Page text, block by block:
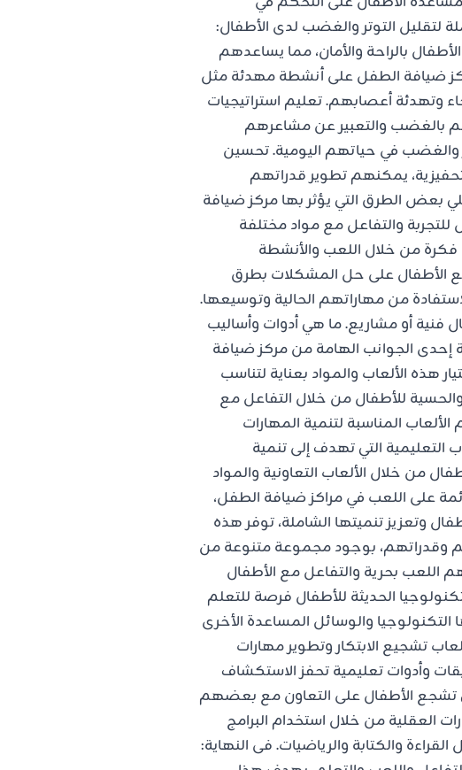
لتقليل التوتر والغضب لدى الأطفال:
بالراحة والأمان، مما يساعدهم
ضيافة الطفل على أنشطة مهدئة مثل
وتهدئة أعصابهم. تعليم استراتيجيات
بالغضب والتعبير عن مشاعرهم
في حياتهم اليومية. تحسين
يمكنهم تطوير قدراتهم
بعض الطرق التي يؤثر بها مركز ضيافة
والتفاعل مع مواد مختلفة
من خلال اللعب والأنشطة
الأطفال على حل المشكلات بطرق
من مهاراتهم الحالية وتوسيعها.
فنية أو مشاريع. ما هي أدوات وأساليب
إحدى الجوانب الهامة من مركز ضيافة
هذه الألعاب والمواد بعناية لتناسب
للأطفال من خلال التفاعل مع
الألعاب المناسبة لتنمية المهارات
التعليمية التي تهدف إلى تنمية
من خلال الألعاب التعاونية والمواد
على اللعب في مراكز ضيافة الطفل،
وتعزيز تنميتها الشاملة، توفر هذه
وقدراتهم، بوجود مجموعة متنوعة من
اللعب بحرية والتفاعل مع الأطفال
الحديثة للأطفال فرصة للتعلم
والوسائل المساعدة الأخرى
تشجيع الابتكار وتطوير مهارات
وأدوات تعليمية تحفز الاستكشاف
تشجع الأطفال على التعاون مع بعضهم
العقلية من خلال استخدام البرامج
والكتابة والرياضيات. فى النهاية: